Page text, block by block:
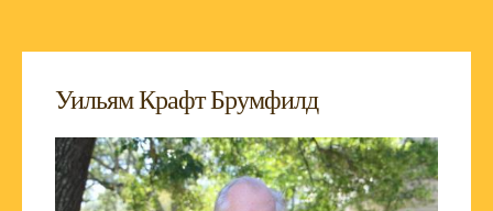
Уильям Крафт Брумфилд